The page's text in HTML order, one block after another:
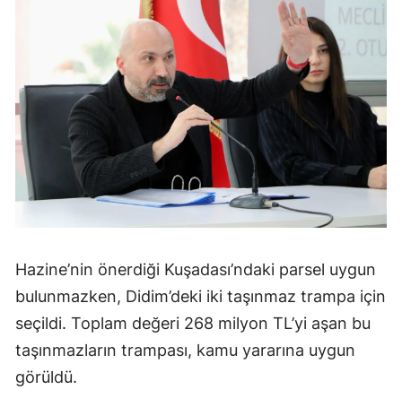
Hazine’nin önerdiği Kuşadası’ndaki parsel uygun
bulunmazken, Didim’deki iki taşınmaz trampa için
seçildi. Toplam değeri 268 milyon TL’yi aşan bu
taşınmazların trampası, kamu yararına uygun
görüldü.